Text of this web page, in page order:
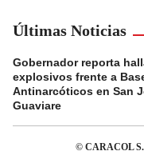
Últimas Noticias
Gobernador reporta
explosivos frente a
Antinarcóticos en San
Guaviare
© CARACOL